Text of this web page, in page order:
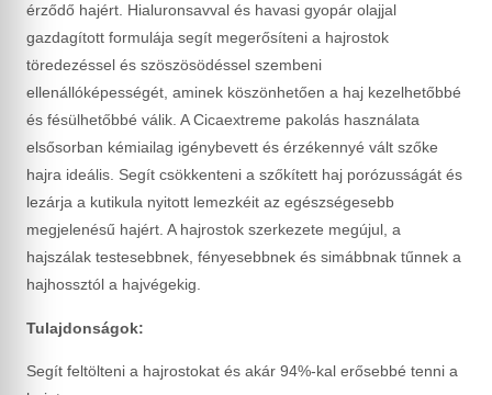
érződő hajért. Hialuronsavval és havasi gyopár olajjal
gazdagított formulája segít megerősíteni a hajrostok
töredezéssel és szöszösödéssel szembeni
ellenállóképességét, aminek köszönhetően a haj kezelhetőbbé
és fésülhetőbbé válik. A Cicaextreme pakolás használata
elsősorban kémiailag igénybevett és érzékennyé vált szőke
hajra ideális. Segít csökkenteni a szőkített haj porózusságát és
lezárja a kutikula nyitott lemezkéit az egészségesebb
megjelenésű hajért. A hajrostok szerkezete megújul, a
hajszálak testesebbnek, fényesebbnek és simábbnak tűnnek a
hajhossztól a hajvégekig.
Tulajdonságok:
Segít feltölteni a hajrostokat és akár 94%-kal erősebbé tenni a